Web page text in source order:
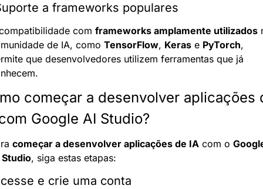
a frameworks populares
com frameworks amplamente utilizados
de IA, como TensorFlow, Keras e PyTorch,
que desenvolvedores utilizem ferramentas que já
começar a desenvolver aplicações
Google AI Studio?
começar a desenvolver aplicações de IA com o
, siga estas etapas:
e crie uma conta